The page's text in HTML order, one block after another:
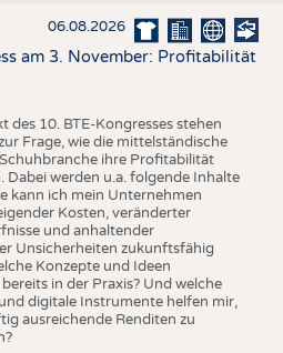
06.08.2026
am 3. November: Profitabilität
des 10. BTE-Kongresses stehen
Frage, wie die mittelständische
ihre Profitabilität
Dabei werden u.a. folgende Inhalte
kann ich mein Unternehmen
Kosten, veränderter
und anhaltender
Unsicherheiten zukunftsfähig
Konzepte und Ideen
in der Praxis? Und welche
digitale Instrumente helfen mir,
ausreichende Renditen zu